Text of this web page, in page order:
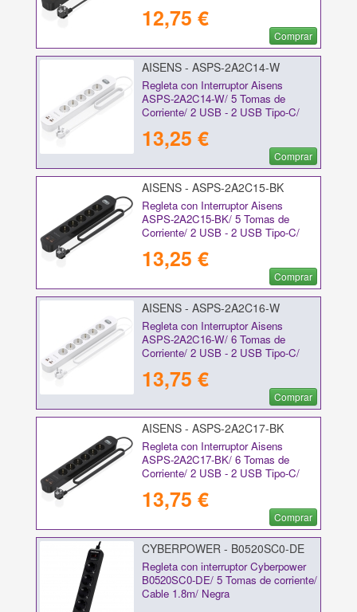
12,75 €
Comprar
AISENS - ASPS-2A2C14-W
Regleta con Interruptor Aisens
ASPS-2A2C14-W/ 5 Tomas de
Corriente/ 2 USB - 2 USB Tipo-C/
13,25 €
Comprar
AISENS - ASPS-2A2C15-BK
Regleta con Interruptor Aisens
ASPS-2A2C15-BK/ 5 Tomas de
Corriente/ 2 USB - 2 USB Tipo-C/
13,25 €
Comprar
AISENS - ASPS-2A2C16-W
Regleta con Interruptor Aisens
ASPS-2A2C16-W/ 6 Tomas de
Corriente/ 2 USB - 2 USB Tipo-C/
13,75 €
Comprar
AISENS - ASPS-2A2C17-BK
Regleta con Interruptor Aisens
ASPS-2A2C17-BK/ 6 Tomas de
Corriente/ 2 USB - 2 USB Tipo-C/
13,75 €
Comprar
CYBERPOWER - B0520SC0-DE
Regleta con interruptor Cyberpower
B0520SC0-DE/ 5 Tomas de corriente/
Cable 1.8m/ Negra